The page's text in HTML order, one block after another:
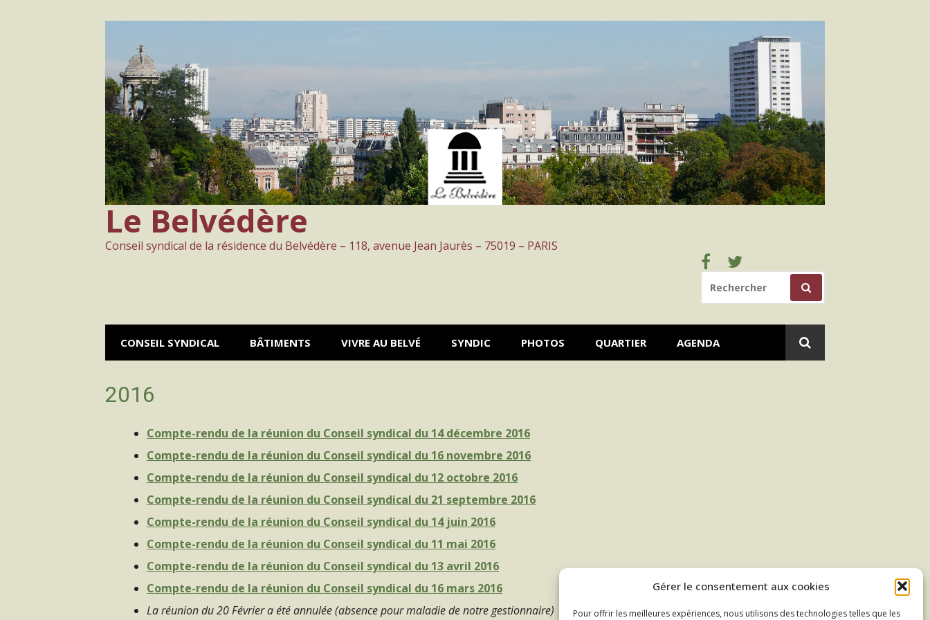
Gérer le consentement aux cookies
Pour offrir les meilleures expériences, nous utilisons des technologies telles que les
Le Belvédère
Conseil syndical de la résidence du Belvédère – 118, avenue Jean Jaurès – 75019 – PARIS
FacebookTwitter
POUR
:
CONSEIL SYNDICAL BÂTIMENTS VIVRE AU BELVÉ SYNDIC PHOTOS QUARTIER AGENDA
2016
Compte-rendu de la réunion du Conseil syndical du 14 décembre 2016
Compte-rendu de la réunion du Conseil syndical du 16 novembre 2016
Compte-rendu de la réunion du Conseil syndical du 12 octobre 2016
Compte-rendu de la réunion du Conseil syndical du 21 septembre 2016
Compte-rendu de la réunion du Conseil syndical du 14 juin 2016
Compte-rendu de la réunion du Conseil syndical du 11 mai 2016
Compte-rendu de la réunion du Conseil syndical du 13 avril 2016
Compte-rendu de la réunion du Conseil syndical du 16 mars 2016
La réunion du 20 Février a été annulée (absence pour maladie de notre gestionnaire)